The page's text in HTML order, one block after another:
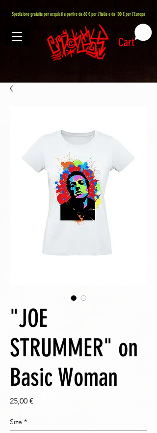
Spedizione gratuita per acquisti a partire da 60 € per l'Italia e da 100 € per l'Europa
Cart
"JOE
STRUMMER" on
Basic Woman
25,00 €
Size *